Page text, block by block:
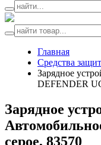
Главная
Средства
Зарядное
DEFENDER
Зарядное
серое, 83570